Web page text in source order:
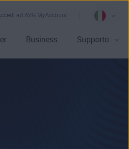
ad AVG MyAccount
Business Supporto